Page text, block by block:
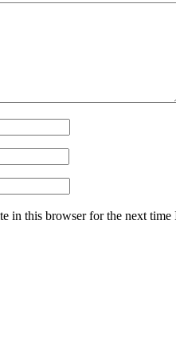
in this browser for the next time